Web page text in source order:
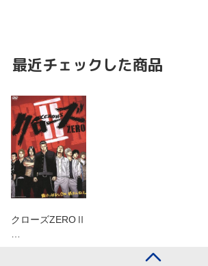
最近チェックした商品
クローズZEROⅡ